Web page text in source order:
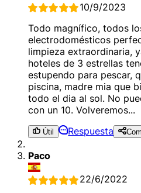
10/9/2023
Todo magnífico, todos
electrodomésticos
limpieza extraordinaria,
hoteles de 3 estrellas
estupendo para pescar,
piscina, madre mia que
todo el dia al sol. No
con un 10. Volveremos...
Útil Respuesta
Paco
22/6/2022